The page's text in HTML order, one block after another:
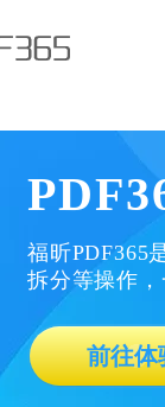
福昕PDF365
拆分等操作，
前往体